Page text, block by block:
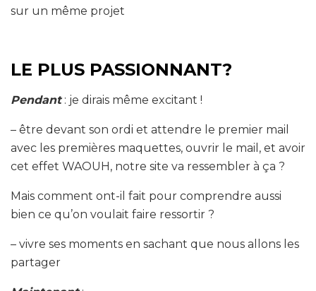
sur un même projet
LE PLUS PASSIONNANT?
Pendant: je dirais même excitant !
– être devant son ordi et attendre le premier mail
avec les premières maquettes, ouvrir le mail, et avoir
cet effet WAOUH, notre site va ressembler à ça ?
Mais comment ont-il fait pour comprendre aussi
bien ce qu’on voulait faire ressortir ?
– vivre ses moments en sachant que nous allons les
partager